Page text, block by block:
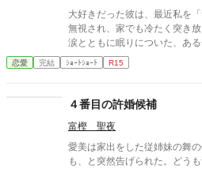
大好きだった彼は、最近私を
無視され、家でも冷たく突き
涙とともに眠りについた、あ
関係は、予想もしない結末を迎
恋愛 完結 ｼｮｰﾄｼｮｰﾄ R15
４番目の許婚候補
富樫 聖夜
愛美は家出をした従姉妹の舞
も、と突然告げられた。どう